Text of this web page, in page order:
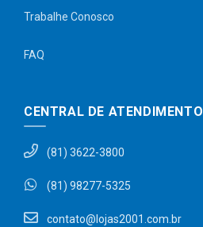
Trabalhe Conosco
FAQ
CENTRAL DE ATENDIMENTO
(81) 3622-3800
(81) 98277-5325
contato@lojas2001.com.br